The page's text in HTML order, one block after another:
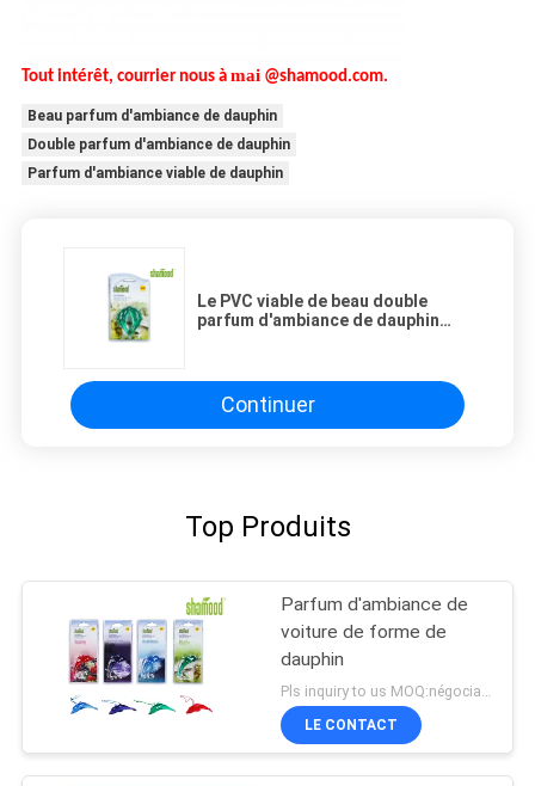
Tout intérêt, courrier nous à mai @shamood.com.
Beau parfum d'ambiance de dauphin
Double parfum d'ambiance de dauphin
Parfum d'ambiance viable de dauphin
Le PVC viable de beau double
parfum d'ambiance de dauphin
Continuer
Top Produits
Parfum d'ambiance de
voiture de forme de
dauphin
Pls inquiry to us MOQ:négociation
LE CONTACT